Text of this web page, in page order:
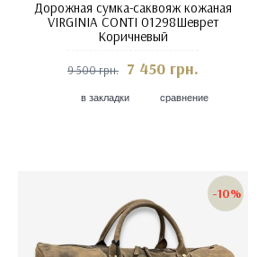
Дорожная сумка-саквояж кожаная
VIRGINIA CONTI 01298Шеврет
Коричневый
9 500 грн. 7 450 грн.
в закладки сравнение
-10%